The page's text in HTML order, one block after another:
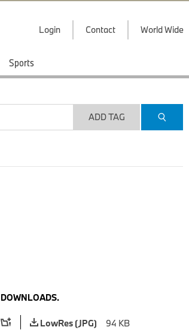
Login Contact World Wide
Sports
ADD TAG
DOWNLOADS.
LowRes (JPG)
94 KB